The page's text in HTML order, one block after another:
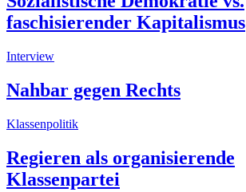
faschisierender Kapitalismus
Interview
Nahbar gegen Rechts
Klassenpolitik
Regieren als organisierende
Klassenpartei